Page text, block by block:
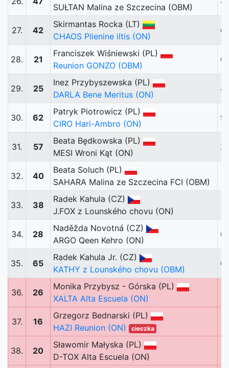
SUŁTAN Malina ze Szczecina (OBM)
27. 42
Skirmantas Rocka (LT)
CHAOS Plienine iltis (ON)
28. 21
Franciszek Wiśniewski (PL)
Reunion GONZO (OBM)
29. 25
Inez Przybyszewska (PL)
DARLA Bene Meritus (ON)
30. 62
Patryk Piotrowicz (PL)
CIRO Hari-Ambro (ON)
31. 57
Beata Będkowska (PL)
MESI Wroni Kąt (ON)
32. 40
Beata Soluch (PL)
SAHARA Malina ze Szczecina FCI (OBM)
33. 38
Radek Kahula (CZ)
J.FOX z Lounského chovu (ON)
34. 28
Naděžda Novotná (CZ)
ARGO Qeen Kehro (ON)
35. 65
Radek Kahula Jr. (CZ)
KATHY z Lounského chovu (OBM)
36. 26
Monika Przybysz - Górska (PL)
XALTA Alta Escuela (ON)
37. 16
Grzegorz Bednarski (PL)
HAZI Reunion (ON)
cieczka
38. 20
Sławomir Małyska (PL)
D-TOX Alta Escuela (ON)